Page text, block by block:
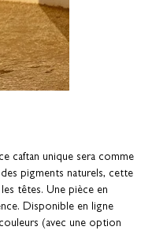
caftan unique sera comme
pigments naturels, cette
têtes. Une pièce en
Disponible en ligne
(avec une option